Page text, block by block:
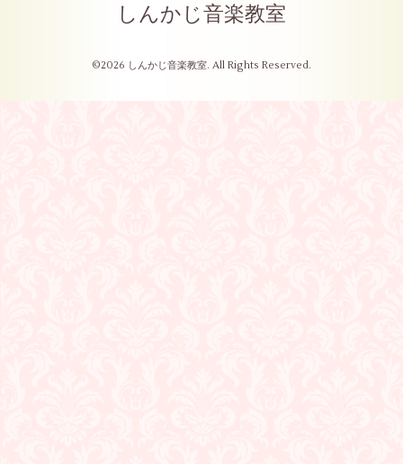
しんかじ音楽教室
©2026 しんかじ音楽教室. All Rights Reserved.